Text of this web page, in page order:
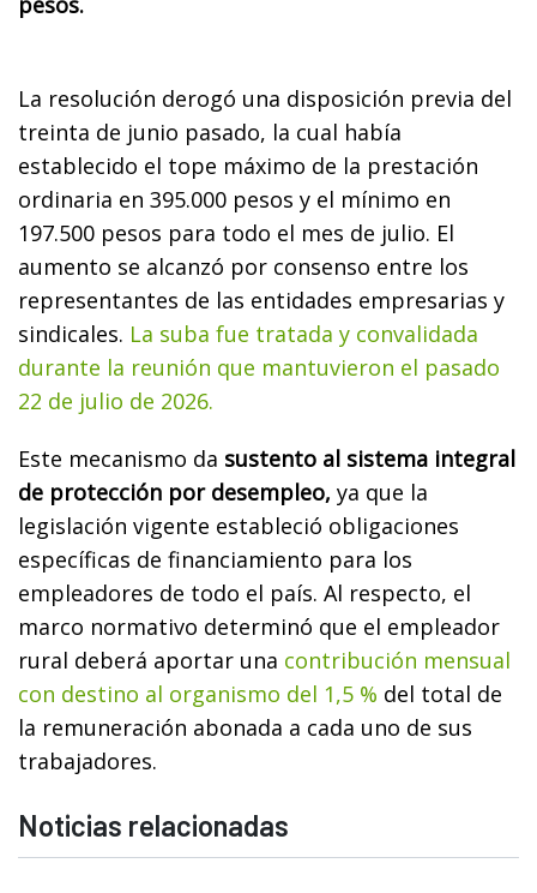
La resolución derogó una disposición previa del
treinta de junio pasado, la cual había
establecido el tope máximo de la prestación
ordinaria en 395.000 pesos y el mínimo en
197.500 pesos para todo el mes de julio. El
aumento se alcanzó por consenso entre los
representantes de las entidades empresarias y
sindicales. La suba fue tratada y convalidada
durante la reunión que mantuvieron el pasado
22 de julio de 2026.
Este mecanismo da sustento al sistema integral
de protección por desempleo, ya que la
legislación vigente estableció obligaciones
específicas de financiamiento para los
empleadores de todo el país. Al respecto, el
marco normativo determinó que el empleador
rural deberá aportar una contribución mensual
con destino al organismo del 1,5 % del total de
la remuneración abonada a cada uno de sus
trabajadores.
Noticias relacionadas